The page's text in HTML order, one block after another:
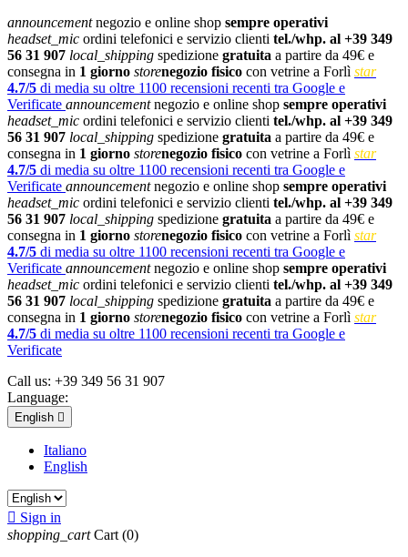
announcementnegozio e online shop sempre operativi
headset_mic ordini telefonici e servizio clienti tel./whp. al +39 349
56 31 907 local_shipping spedizione gratuita a partire da 49€ e
consegna in 1 giorno storenegozio fisico con vetrine a Forlì star
4.7/5 di media su oltre 1100 recensioni recenti tra Google e
Verificate announcementnegozio e online shop sempre operativi
headset_mic ordini telefonici e servizio clienti tel./whp. al +39 349
56 31 907 local_shipping spedizione gratuita a partire da 49€ e
consegna in 1 giorno storenegozio fisico con vetrine a Forlì star
4.7/5 di media su oltre 1100 recensioni recenti tra Google e
Verificate announcementnegozio e online shop sempre operativi
headset_mic ordini telefonici e servizio clienti tel./whp. al +39 349
56 31 907 local_shipping spedizione gratuita a partire da 49€ e
consegna in 1 giorno storenegozio fisico con vetrine a Forlì star
4.7/5 di media su oltre 1100 recensioni recenti tra Google e
Verificate announcementnegozio e online shop sempre operativi
headset_mic ordini telefonici e servizio clienti tel./whp. al +39 349
56 31 907 local_shipping spedizione gratuita a partire da 49€ e
consegna in 1 giorno storenegozio fisico con vetrine a Forlì star
4.7/5 di media su oltre 1100 recensioni recenti tra Google e
Verificate
Call us: +39 349 56 31 907
Language:
English 
Italiano
English
 Sign in
shopping_cart Cart (0)